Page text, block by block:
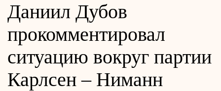
Даниил Дубов
прокомментировал
ситуацию вокруг партии
Карлсен – Ниманн